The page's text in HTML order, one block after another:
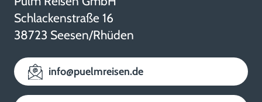
Schlackenstraße 16
38723 Seesen/Rhüden
info@puelmreisen.de